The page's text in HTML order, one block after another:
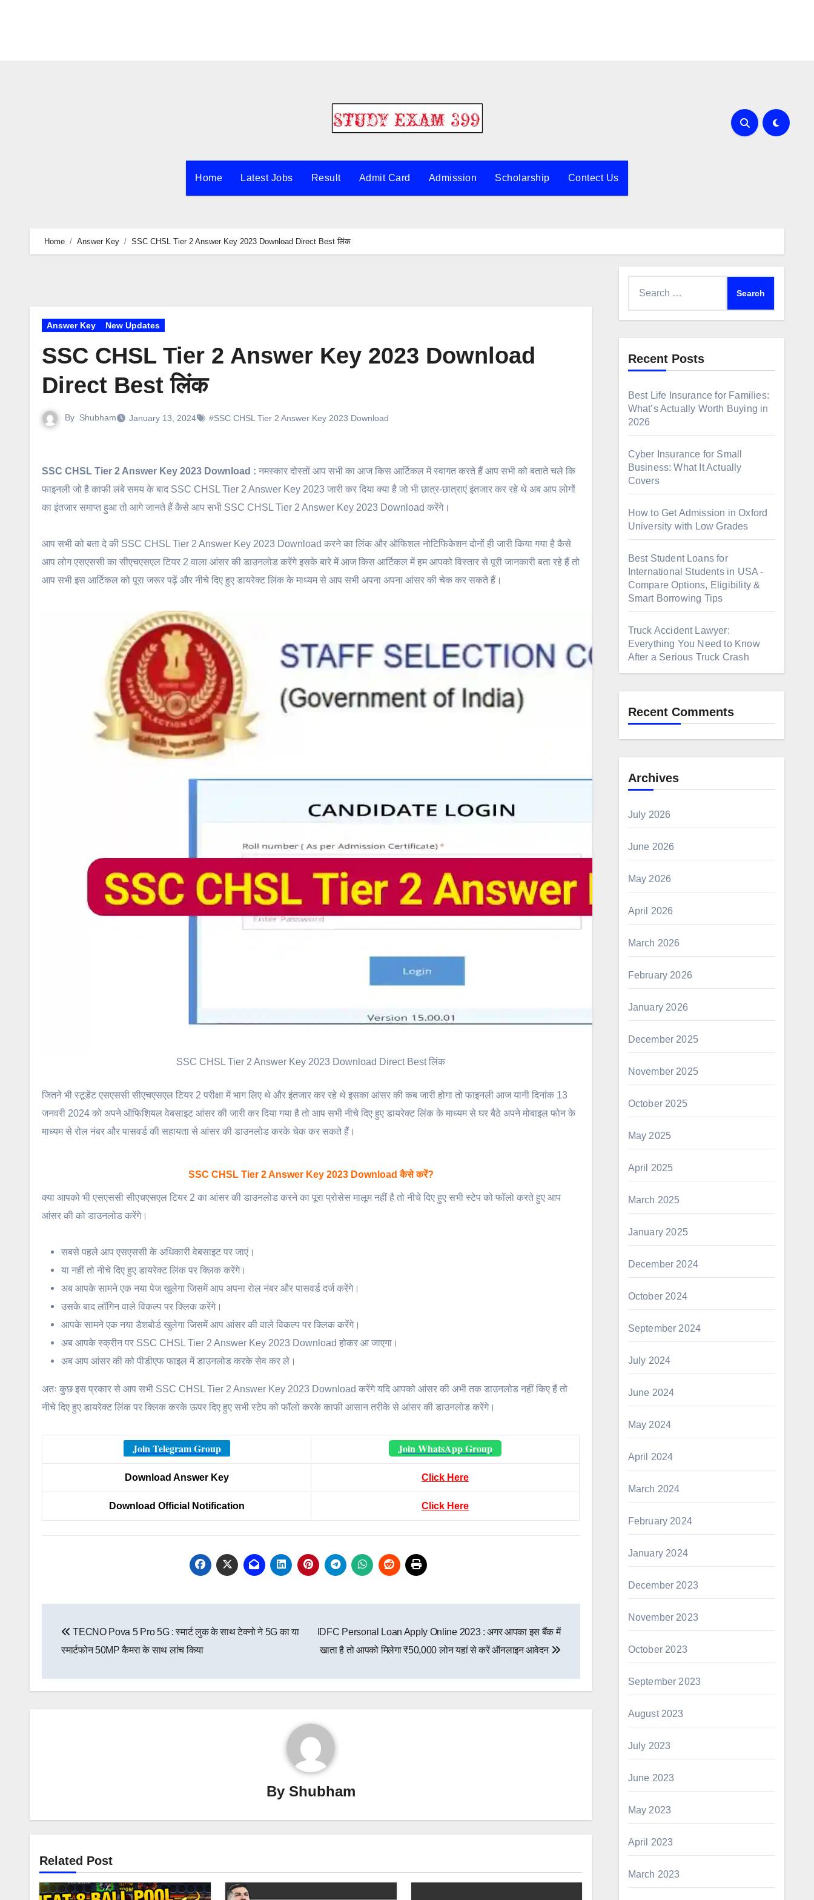
Home Latest Jobs Result Admit Card Admission Scholarship Contect Us
Home Answer Key SSC CHSL Tier 2 Answer Key 2023 Download Direct Best लिंक
Answer Key New Updates
SSC CHSL Tier 2 Answer Key 2023 Download
Direct Best लिंक
By Shubham January 13, 2024 #SSC CHSL Tier 2 Answer Key 2023 Download
SSC CHSL Tier 2 Answer Key 2023 Download : नमस्कार दोस्तों आप सभी का आज किस आर्टिकल में स्वागत करते हैं आप सभी को बताते चले कि
फाइनली जो है काफी लंबे समय के बाद SSC CHSL Tier 2 Answer Key 2023 जारी कर दिया क्या है जो भी छात्र-छात्राएं इंतजार कर रहे थे अब आप लोगों
का इंतजार समाप्त हुआ तो आगे जानते हैं कैसे आप सभी SSC CHSL Tier 2 Answer Key 2023 Download करेंगे।
आप सभी को बता दे की SSC CHSL Tier 2 Answer Key 2023 Download करने का लिंक और ऑफिशल नोटिफिकेशन दोनों ही जारी किया गया है कैसे
आप लोग एसएससी का सीएचएसएल टियर 2 वाला आंसर की डाउनलोड करेंगे इसके बारे में आज किस आर्टिकल में हम आपको विस्तार से पूरी जानकारी बता रहे हैं तो
आप सभी इस आर्टिकल को पूरा जरूर पढ़ें और नीचे दिए हुए डायरेक्ट लिंक के माध्यम से आप सभी अपना अपना आंसर की चेक कर सकते हैं।
SSC CHSL Tier 2 Answer Key 2023 Download Direct Best लिंक
जितने भी स्टूडेंट एसएससी सीएचएसएल टियर 2 परीक्षा में भाग लिए थे और इंतजार कर रहे थे इसका आंसर की कब जारी होगा तो फाइनली आज यानी दिनांक 13
जनवरी 2024 को अपने ऑफिशियल वेबसाइट आंसर की जारी कर दिया गया है तो आप सभी नीचे दिए हुए डायरेक्ट लिंक के माध्यम से घर बैठे अपने मोबाइल फोन के
माध्यम से रोल नंबर और पासवर्ड की सहायता से आंसर की डाउनलोड करके चेक कर सकते हैं।
SSC CHSL Tier 2 Answer Key 2023 Download कैसे करें?
क्या आपको भी एसएससी सीएचएसएल टियर 2 का आंसर की डाउनलोड करने का पूरा प्रोसेस मालूम नहीं है तो नीचे दिए हुए सभी स्टेप को फॉलो करते हुए आप
आंसर की को डाउनलोड करेंगे।
सबसे पहले आप एसएससी के अधिकारी वेबसाइट पर जाएं।
या नहीं तो नीचे दिए हुए डायरेक्ट लिंक पर क्लिक करेंगे।
अब आपके सामने एक नया पेज खुलेगा जिसमें आप अपना रोल नंबर और पासवर्ड दर्ज करेंगे।
उसके बाद लॉगिन वाले विकल्प पर क्लिक करेंगे।
आपके सामने एक नया डैशबोर्ड खुलेगा जिसमें आप आंसर की वाले विकल्प पर क्लिक करेंगे।
अब आपके स्क्रीन पर SSC CHSL Tier 2 Answer Key 2023 Download होकर आ जाएगा।
अब आप आंसर की को पीडीएफ फाइल में डाउनलोड करके सेव कर ले।
अतः कुछ इस प्रकार से आप सभी SSC CHSL Tier 2 Answer Key 2023 Download करेंगे यदि आपको आंसर की अभी तक डाउनलोड नहीं किए हैं तो
नीचे दिए हुए डायरेक्ट लिंक पर क्लिक करके ऊपर दिए हुए सभी स्टेप को फॉलो करके काफी आसान तरीके से आंसर की डाउनलोड करेंगे।
Join Telegram Group Join WhatsApp Group
Download Answer Key Click Here
Download Official Notification Click Here
navigation
TECNO Pova 5 Pro 5G : स्मार्ट लुक के साथ टेक्नो ने 5G का या
स्मार्टफोन 50MP कैमरा के साथ लांच किया
IDFC Personal Loan Apply Online 2023 : अगर आपका इस बैंक में
खाता है तो आपको मिलेगा ₹50,000 लोन यहां से करें ऑनलाइन आवेदन
By Shubham
Related Post
Recent Posts
Best Life Insurance for Families:
What’s Actually Worth Buying in
2026
Cyber Insurance for Small
Business: What It Actually
Covers
How to Get Admission in Oxford
University with Low Grades
Best Student Loans for
International Students in USA -
Compare Options, Eligibility &
Smart Borrowing Tips
Truck Accident Lawyer:
Everything You Need to Know
After a Serious Truck Crash
Recent Comments
Archives
July 2026
June 2026
May 2026
April 2026
March 2026
February 2026
January 2026
December 2025
November 2025
October 2025
May 2025
April 2025
March 2025
January 2025
December 2024
October 2024
September 2024
July 2024
June 2024
May 2024
April 2024
March 2024
February 2024
January 2024
December 2023
November 2023
October 2023
September 2023
August 2023
July 2023
June 2023
May 2023
April 2023
March 2023